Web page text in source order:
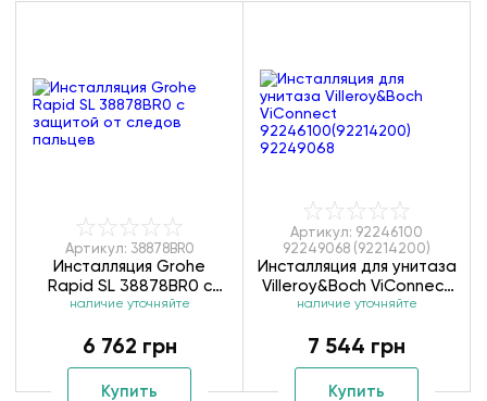
Артикул: 38878BR0
Инсталляция Grohe
Rapid SL 38878BR0 с
защитой от следов
наличие уточняйте
6 762 грн
Купить
Артикул: 92246100
92249068 (92214200)
Инсталляция для унитаза
Villeroy&Boch ViConnect
92246100(92214200)
наличие уточняйте
7 544 грн
Купить